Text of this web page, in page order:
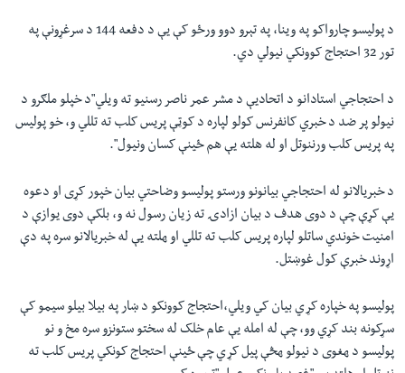
د پولیسو چارواکو په وینا، په تېرو دوو ورځو کې یې د دفعه 144 د سرغړونې په
تور 32 احتجاج کوونکي نیولي دي.
د احتجاجي استادانو د اتحادیې د مشر عمر ناصر رسنیو ته ویلي"د خپلو ملګرو د
نیولو پر ضد د خبري کانفرنس کولو لپارہ د کوټې پریس کلب ته تللي و، خو پولیس
په پریس کلب ورننوتل او له هلته یې هم ځینې کسان ونیول".
د خبریالانو له احتجاجي بیانونو ورستو پولیسو وضاحتي بیان خپور کړی او دعوہ
یې کړې چې د دوی هدف د بیان ازادۍ ته زیان رسول نه و، بلکې دوی یوازې د
امنیت خوندي ساتلو لپارہ پریس کلب ته تللي او ھلته یې له خبریالانو سرہ په دې
اړ‎وند خبرې کول غوښتل.
پولیسو په خپارہ کړ‎ي بیان کي ویلي،احتجاج کوونکو د ښار په بیلا بیلو سیمو کې
سړکونه بند کړي وو، چې له امله یې عام خلک له سختو ستونزو سره مخ و نو
پولیسو د ھغوی د نیولو ھڅې پیل کړ‎ي چې ځینې احتجاج کونکي پریس کلب ته